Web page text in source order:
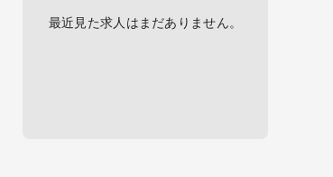
最近見た求人はまだありません。